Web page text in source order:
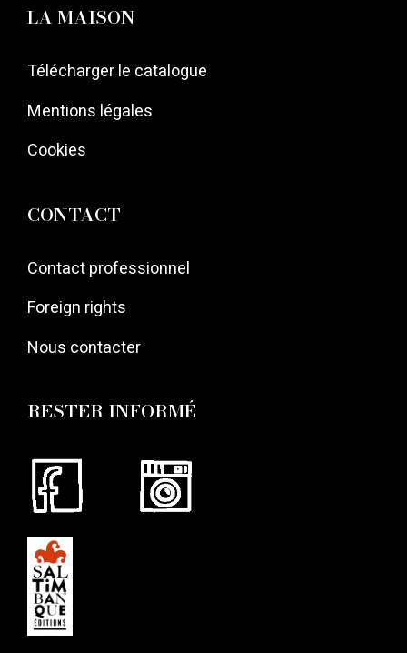
LA MAISON
Télécharger le catalogue
Mentions légales
Cookies
CONTACT
Contact professionnel
Foreign rights
Nous contacter
RESTER INFORMÉ